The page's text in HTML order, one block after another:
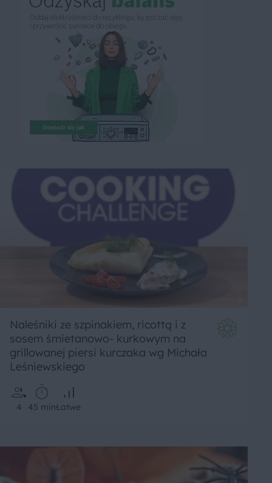
Naleśniki ze szpinakiem, ricottą i z
sosem śmietanowo- kurkowym na
grillowanej piersi kurczaka wg Michała
Leśniewskiego
4 45 minŁatwe